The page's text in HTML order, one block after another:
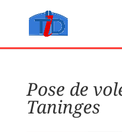
Pose de
Taninges